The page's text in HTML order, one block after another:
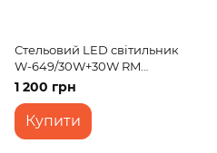
Стельовий LED світильник
W-649/30W+30W RM
WW+NW+CW
1 200 грн
Купити